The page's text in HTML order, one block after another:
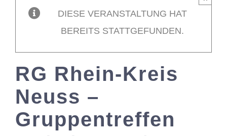
Mitglieder /
DIESE VERANSTALTUNG HAT
BEREITS STATTGEFUNDEN.
RG Rhein-Kreis
Neuss –
Gruppentreffen